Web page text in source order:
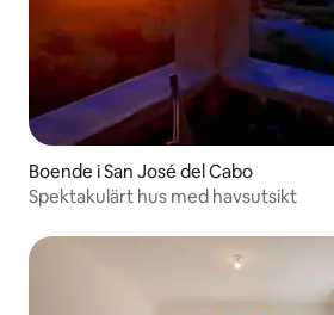
Boende i San José del Cabo
Spektakulärt hus med havsutsikt